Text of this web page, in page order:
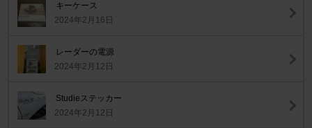
キーケース
2024年2月16日
レーダーの電源
2024年2月12日
Studieステッカー
2024年2月12日